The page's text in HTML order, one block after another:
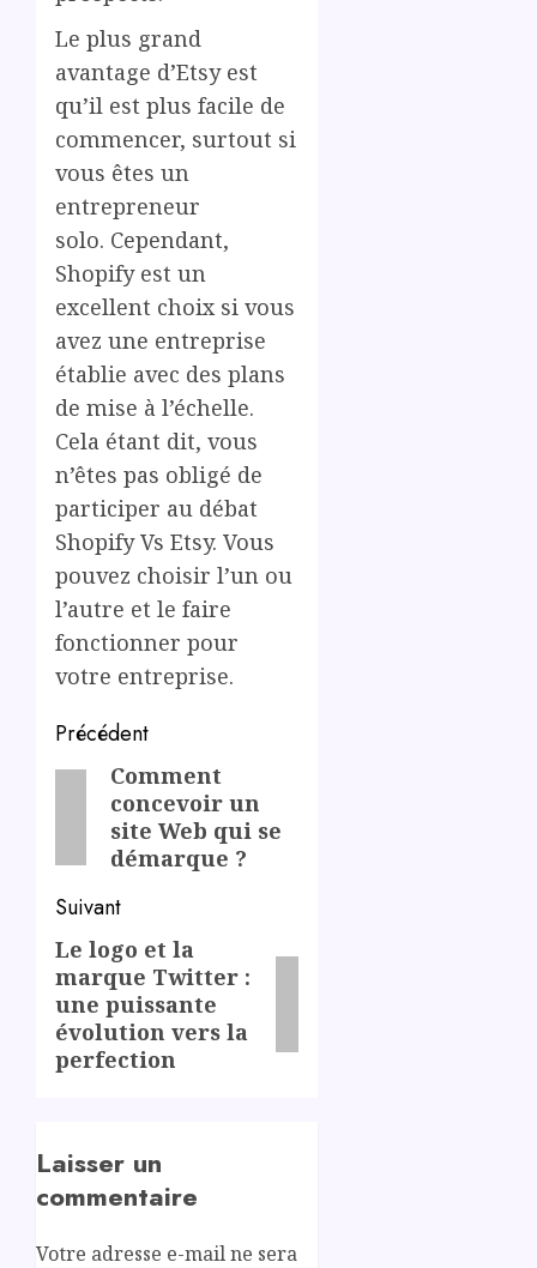
Le plus grand
avantage d’Etsy est
qu’il est plus facile de
commencer, surtout si
vous êtes un
entrepreneur
solo. Cependant,
Shopify est un
excellent choix si vous
avez une entreprise
établie avec des plans
de mise à l’échelle.
Cela étant dit, vous
n’êtes pas obligé de
participer au débat
Shopify Vs Etsy. Vous
pouvez choisir l’un ou
l’autre et le faire
fonctionner pour
votre entreprise.
Post
navigation
Précédent
PreviousComment
concevoir un
site Web qui se
démarque ?
Suivant
Next
post:
Le logo et la
marque Twitter :
une puissante
évolution vers la
perfection
Laisser un
commentaire
Votre adresse e-mail ne sera